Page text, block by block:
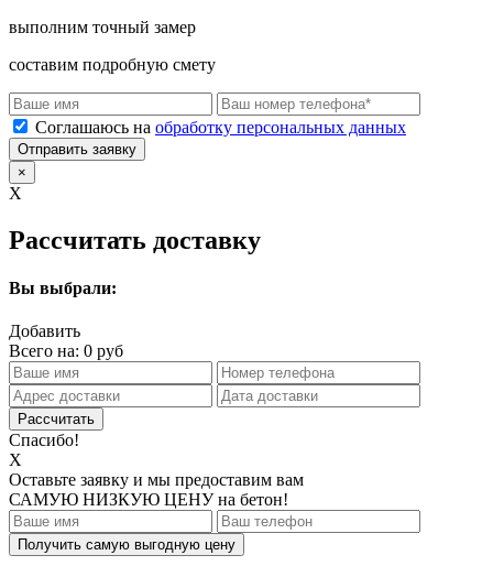
выполним точный замер
составим подробную смету
Соглашаюсь на обработку персональных данных
Отправить заявку
×
X
Рассчитать доставку
Вы выбрали:
Добавить
Всего на: 0 руб
Спасибо!
X
Оставьте заявку и мы предоставим вам
САМУЮ НИЗКУЮ ЦЕНУна бетон!
Получить самую выгодную цену